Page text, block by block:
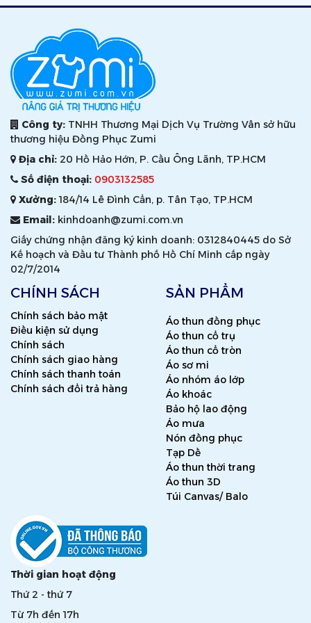
: Dày, chắc, bề mặt hơi thô
: Cứng hơn kaki, phong cách “bụi – thủ công”
: Rất bền, thẩm mỹ cao, lên form đẹp
: Tạp dề concept quán cà phê, barber, workshop
Công ty: TNHH Thương Mại Dịch Vụ Trường Vân sở hữu
thương hiệu Đồng Phục Zumi
Địa chỉ: 20 Hồ Hảo Hớn, P. Cầu Ông Lãnh, TP.HCM
Số điện thoại: 0903132585
Xưởng:184/14 Lê Đình Cẩn, p. Tân Tạo, TP.HCM
Email: kinhdoanh@zumi.com.vn
Giấy chứng nhận đăng ký kinh doanh: 0312840445 do Sở
Kế hoạch và Đầu tư Thành phố Hồ Chí Minh cấp ngày
02/7/2014
CHÍNH SÁCH
Chính sách bảo mật
Điều kiện sử dụng
Chính sách
Chính sách giao hàng
Chính sách thanh toán
Chính sách đổi trả hàng
SẢN PHẨM
Áo thun đồng phục
Áo thun cổ trụ
Áo thun cổ tròn
Áo sơ mi
Áo nhóm áo lớp
Áo khoác
Bảo hộ lao động
Áo mưa
Nón đồng phục
Tạp Dề
Áo thun thời trang
Áo thun 3D
Túi Canvas/ Balo
Thời gian hoạt động
Thứ 2 - thứ 7
Từ 7h đến 17h